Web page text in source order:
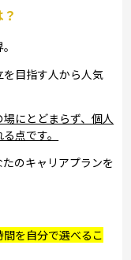
目指す人から人気
にとどまらず、個人
点です。
のキャリアプランを
を自分で選べるこ